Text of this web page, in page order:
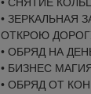
• ЗЕРКАЛЬНАЯ
ОТКРОЮ
• ОБРЯД НА
• БИЗНЕС МАГИЯ
• ОБРЯД ОТ